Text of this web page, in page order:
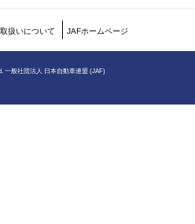
扱いについて JAFホームページ
一般社団法人 日本自動車連盟 (JAF)